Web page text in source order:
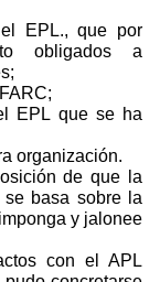
EPL., que por
obligados a
EPL que se ha
organización.
de que la
basa sobre la
y jalonee
con el APL